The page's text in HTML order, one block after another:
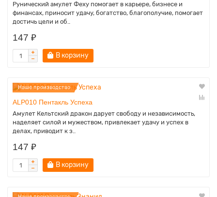
Рунический амулет Феху помогает в карьере, бизнесе и
финансах, приносит удачу, богатство, благополучие, помогает
достичь цели и об..
147 ₽
В корзину
Наше производство
ALP010 Пентакль Успеха
Амулет Кельтский дракон дарует свободу и независимость,
наделяет силой и мужеством, привлекает удачу и успех в
делах, приводит к з..
147 ₽
В корзину